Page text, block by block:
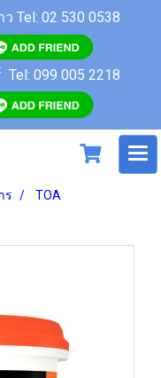
ว Tel: 02 530 0538
Tel: 099 005 2218
ร
TOA